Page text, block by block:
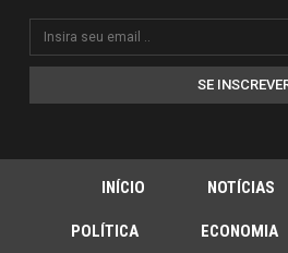
SE
INÍCIO NOTÍCIAS
POLÍTICA ECONOMIA